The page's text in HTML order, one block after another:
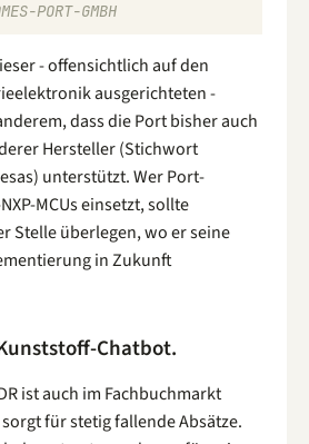
PORT-GMBH
- offensichtlich auf den
ausgerichteten -
dass die Port bisher auch
Hersteller (Stichwort
unterstützt. Wer Port-
MCUs einsetzt, sollte
Stelle überlegen, wo er seine
in Zukunft
Chatbot.
ist auch im Fachbuchmarkt
für stetig fallende Absätze.